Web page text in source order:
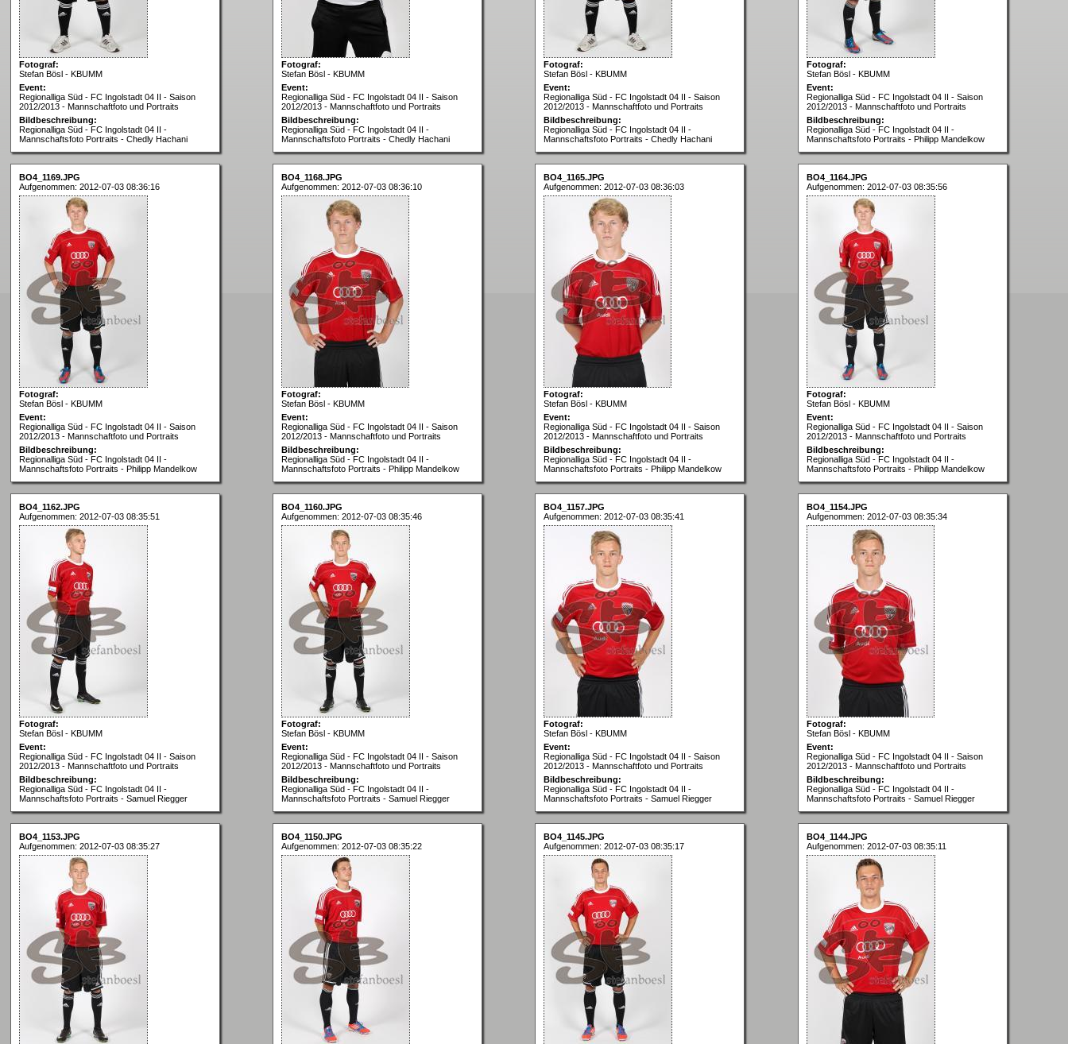
Fotograf:
Stefan Bösl - KBUMM
Event:
Regionalliga Süd - FC Ingolstadt 04 II - Saison
2012/2013 - Mannschaftfoto und Portraits
Bildbeschreibung:
Regionalliga Süd - FC Ingolstadt 04 II -
Mannschaftsfoto Portraits - Chedly Hachani
Fotograf:
Stefan Bösl - KBUMM
Event:
Regionalliga Süd - FC Ingolstadt 04 II - Saison
2012/2013 - Mannschaftfoto und Portraits
Bildbeschreibung:
Regionalliga Süd - FC Ingolstadt 04 II -
Mannschaftsfoto Portraits - Chedly Hachani
Fotograf:
Stefan Bösl - KBUMM
Event:
Regionalliga Süd - FC Ingolstadt 04 II - Saison
2012/2013 - Mannschaftfoto und Portraits
Bildbeschreibung:
Regionalliga Süd - FC Ingolstadt 04 II -
Mannschaftsfoto Portraits - Chedly Hachani
Fotograf:
Stefan Bösl - KBUMM
Event:
Regionalliga Süd - FC Ingolstadt 04 II - Saison
2012/2013 - Mannschaftfoto und Portraits
Bildbeschreibung:
Regionalliga Süd - FC Ingolstadt 04 II -
Mannschaftsfoto Portraits - Philipp Mandelkow
BO4_1169.JPG
Aufgenommen: 2012-07-03 08:36:16
Fotograf:
Stefan Bösl - KBUMM
Event:
Regionalliga Süd - FC Ingolstadt 04 II - Saison
2012/2013 - Mannschaftfoto und Portraits
Bildbeschreibung:
Regionalliga Süd - FC Ingolstadt 04 II -
Mannschaftsfoto Portraits - Philipp Mandelkow
BO4_1168.JPG
Aufgenommen: 2012-07-03 08:36:10
Fotograf:
Stefan Bösl - KBUMM
Event:
Regionalliga Süd - FC Ingolstadt 04 II - Saison
2012/2013 - Mannschaftfoto und Portraits
Bildbeschreibung:
Regionalliga Süd - FC Ingolstadt 04 II -
Mannschaftsfoto Portraits - Philipp Mandelkow
BO4_1165.JPG
Aufgenommen: 2012-07-03 08:36:03
Fotograf:
Stefan Bösl - KBUMM
Event:
Regionalliga Süd - FC Ingolstadt 04 II - Saison
2012/2013 - Mannschaftfoto und Portraits
Bildbeschreibung:
Regionalliga Süd - FC Ingolstadt 04 II -
Mannschaftsfoto Portraits - Philipp Mandelkow
BO4_1164.JPG
Aufgenommen: 2012-07-03 08:35:56
Fotograf:
Stefan Bösl - KBUMM
Event:
Regionalliga Süd - FC Ingolstadt 04 II - Saison
2012/2013 - Mannschaftfoto und Portraits
Bildbeschreibung:
Regionalliga Süd - FC Ingolstadt 04 II -
Mannschaftsfoto Portraits - Philipp Mandelkow
BO4_1162.JPG
Aufgenommen: 2012-07-03 08:35:51
Fotograf:
Stefan Bösl - KBUMM
Event:
Regionalliga Süd - FC Ingolstadt 04 II - Saison
2012/2013 - Mannschaftfoto und Portraits
Bildbeschreibung:
Regionalliga Süd - FC Ingolstadt 04 II -
Mannschaftsfoto Portraits - Samuel Riegger
BO4_1160.JPG
Aufgenommen: 2012-07-03 08:35:46
Fotograf:
Stefan Bösl - KBUMM
Event:
Regionalliga Süd - FC Ingolstadt 04 II - Saison
2012/2013 - Mannschaftfoto und Portraits
Bildbeschreibung:
Regionalliga Süd - FC Ingolstadt 04 II -
Mannschaftsfoto Portraits - Samuel Riegger
BO4_1157.JPG
Aufgenommen: 2012-07-03 08:35:41
Fotograf:
Stefan Bösl - KBUMM
Event:
Regionalliga Süd - FC Ingolstadt 04 II - Saison
2012/2013 - Mannschaftfoto und Portraits
Bildbeschreibung:
Regionalliga Süd - FC Ingolstadt 04 II -
Mannschaftsfoto Portraits - Samuel Riegger
BO4_1154.JPG
Aufgenommen: 2012-07-03 08:35:34
Fotograf:
Stefan Bösl - KBUMM
Event:
Regionalliga Süd - FC Ingolstadt 04 II - Saison
2012/2013 - Mannschaftfoto und Portraits
Bildbeschreibung:
Regionalliga Süd - FC Ingolstadt 04 II -
Mannschaftsfoto Portraits - Samuel Riegger
BO4_1153.JPG
Aufgenommen: 2012-07-03 08:35:27
BO4_1150.JPG
Aufgenommen: 2012-07-03 08:35:22
BO4_1145.JPG
Aufgenommen: 2012-07-03 08:35:17
BO4_1144.JPG
Aufgenommen: 2012-07-03 08:35:11